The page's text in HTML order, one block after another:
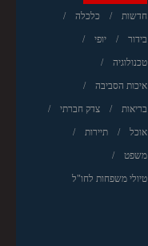
חדשות כלכלה
בידור יופי
טכנולוגיה
איכות הסביבה
בריאות צדק חברתי
אוכל תיירות
משפט
טיולי משפחות לחו"ל